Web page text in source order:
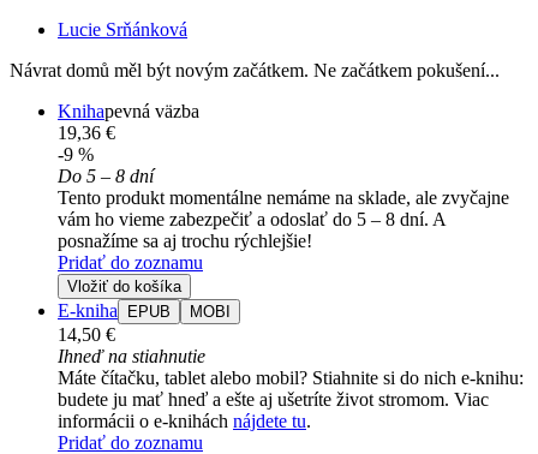
Lucie Srňánková
Návrat domů měl být novým začátkem. Ne začátkem pokušení...
Knihapevná väzba
19,36 €
-9 %
Do 5 – 8 dní
Tento produkt momentálne nemáme na sklade, ale zvyčajne
vám ho vieme zabezpečiť a odoslať do 5 – 8 dní. A
posnažíme sa aj trochu rýchlejšie!
Pridať do zoznamu
Vložiť do košíka
E-kniha EPUB MOBI
14,50 €
Ihneď na stiahnutie
Máte čítačku, tablet alebo mobil? Stiahnite si do nich e-knihu:
budete ju mať hneď a ešte aj ušetríte život stromom. Viac
informácii o e-knihách nájdete tu.
Pridať do zoznamu